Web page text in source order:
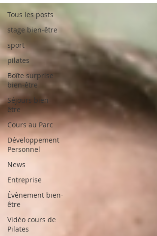
Tous les posts
stage bien-être
sport
pilates
Boîte surprise
bien-être
Séjours bien-
être
Cours au Parc
Développement
Personnel
News
Entreprise
Évènement bien-
être
Vidéo cours de
Pilates